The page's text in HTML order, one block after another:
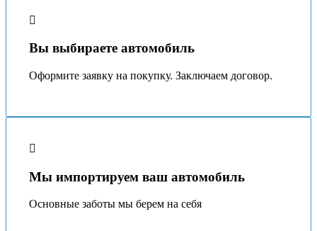
Вы выбираете автомобиль
Оформите заявку на покупку. Заключаем договор.
Мы импортируем ваш автомобиль
Основные заботы мы берeм на себя